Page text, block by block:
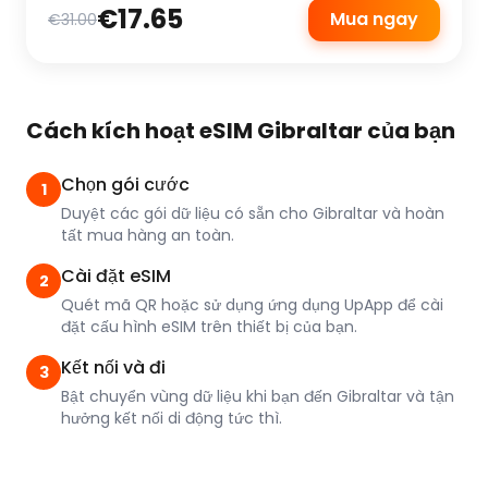
€31.00€17.65 Mua ngay
Cách kích hoạt eSIM Gibraltar của bạn
1 Chọn gói cước
Duyệt các gói dữ liệu có sẵn cho Gibraltar và hoàn
tất mua hàng an toàn.
2 Cài đặt eSIM
Quét mã QR hoặc sử dụng ứng dụng UpApp để cài
đặt cấu hình eSIM trên thiết bị của bạn.
3 Kết nối và đi
Bật chuyển vùng dữ liệu khi bạn đến Gibraltar và tận
hưởng kết nối di động tức thì.